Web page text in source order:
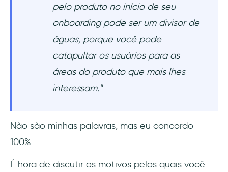
pelo produto no início de seu
onboarding pode ser um divisor de
águas, porque você pode
catapultar os usuários para as
áreas do produto que mais lhes
interessam."
Não são minhas palavras, mas eu concordo
100%.
É hora de discutir os motivos pelos quais você